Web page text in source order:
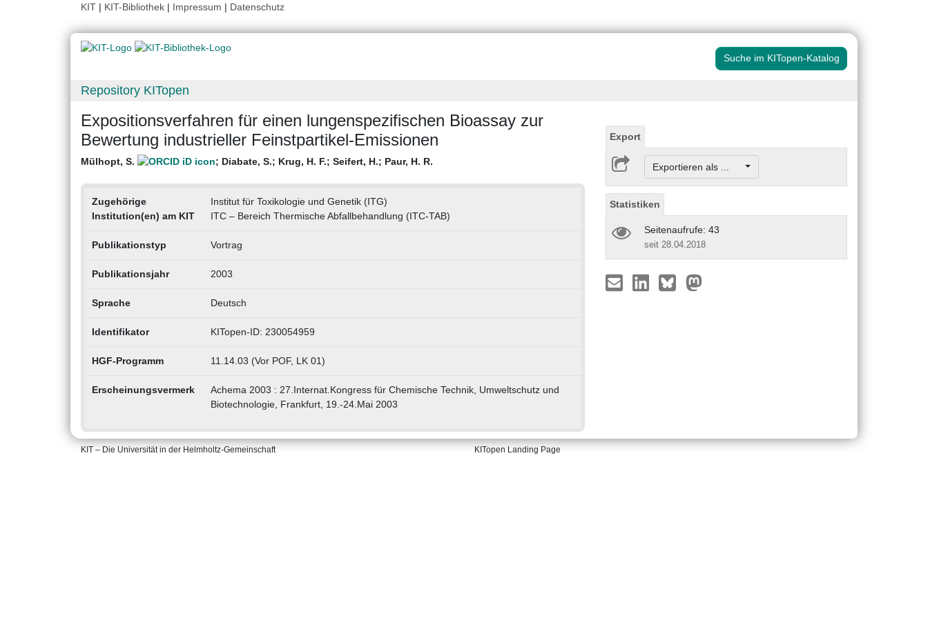
KIT | KIT-Bibliothek | Impressum | Datenschutz
Suche im KITopen-Katalog
Repository KITopen
Expositionsverfahren für einen lungenspezifischen Bioassay zur
Bewertung industrieller Feinstpartikel-Emissionen
Mülhopt, S. ; Diabate, S.; Krug, H. F.; Seifert, H.; Paur, H. R.
Zugehörige
Institution(en) am KIT
Institut für Toxikologie und Genetik (ITG)
ITC – Bereich Thermische Abfallbehandlung (ITC-TAB)
Publikationstyp Vortrag
Publikationsjahr 2003
Sprache Deutsch
Identifikator KITopen-ID: 230054959
HGF-Programm 11.14.03 (Vor POF, LK 01)
Erscheinungsvermerk
Achema 2003 : 27.Internat.Kongress für Chemische Technik, Umweltschutz und
Biotechnologie, Frankfurt, 19.-24.Mai 2003
Export
Exportieren als ...
Statistiken
Seitenaufrufe: 43
seit 28.04.2018
KIT – Die Universität in der Helmholtz-Gemeinschaft KITopen Landing Page